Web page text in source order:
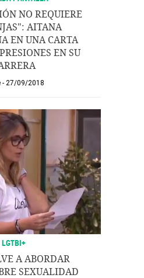
NO REQUIERE
AITANA
EN UNA CARTA
EN SU
27/09/2018
LGTBI+
A ABORDAR
SEXUALIDAD